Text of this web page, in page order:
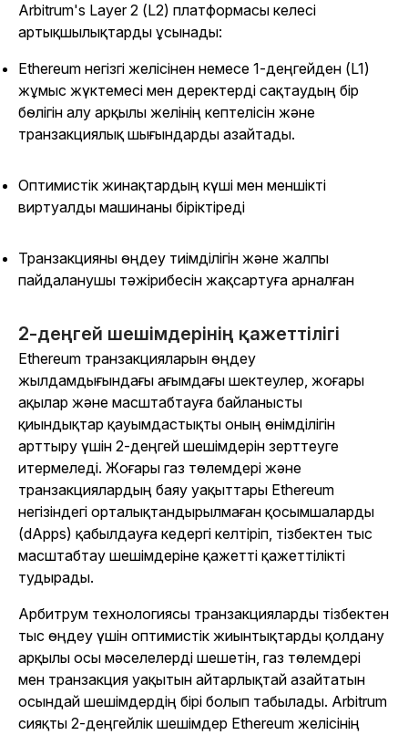
Arbitrum's Layer 2 (L2) платформасы келесі
артықшылықтарды ұсынады:
Ethereum негізгі желісінен немесе 1-деңгейден (L1)
жұмыс жүктемесі мен деректерді сақтаудың бір
бөлігін алу арқылы желінің кептелісін және
транзакциялық шығындарды азайтады.
Оптимистік жинақтардың күші мен меншікті
виртуалды машинаны біріктіреді
Транзакцияны өңдеу тиімділігін және жалпы
пайдаланушы тәжірибесін жақсартуға арналған
2-деңгей шешімдерінің қажеттілігі
Ethereum транзакцияларын өңдеу
жылдамдығындағы ағымдағы шектеулер, жоғары
ақылар және масштабтауға байланысты
қиындықтар қауымдастықты оның өнімділігін
арттыру үшін 2-деңгей шешімдерін зерттеуге
итермеледі. Жоғары газ төлемдері және
транзакциялардың баяу уақыттары Ethereum
негізіндегі орталықтандырылмаған қосымшаларды
(dApps) қабылдауға кедергі келтіріп, тізбектен тыс
масштабтау шешімдеріне қажетті қажеттілікті
тудырады.
Арбитрум технологиясы транзакцияларды тізбектен
тыс өңдеу үшін оптимистік жиынтықтарды қолдану
арқылы осы мәселелерді шешетін, газ төлемдері
мен транзакция уақытын айтарлықтай азайтатын
осындай шешімдердің бірі болып табылады. Arbitrum
сияқты 2-деңгейлік шешімдер Ethereum желісінің